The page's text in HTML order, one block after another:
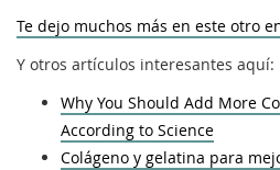
Te dejo muchos más en este otro
Y otros artículos interesantes aquí:
Why You Should Add More
According to Science
Colágeno y gelatina para